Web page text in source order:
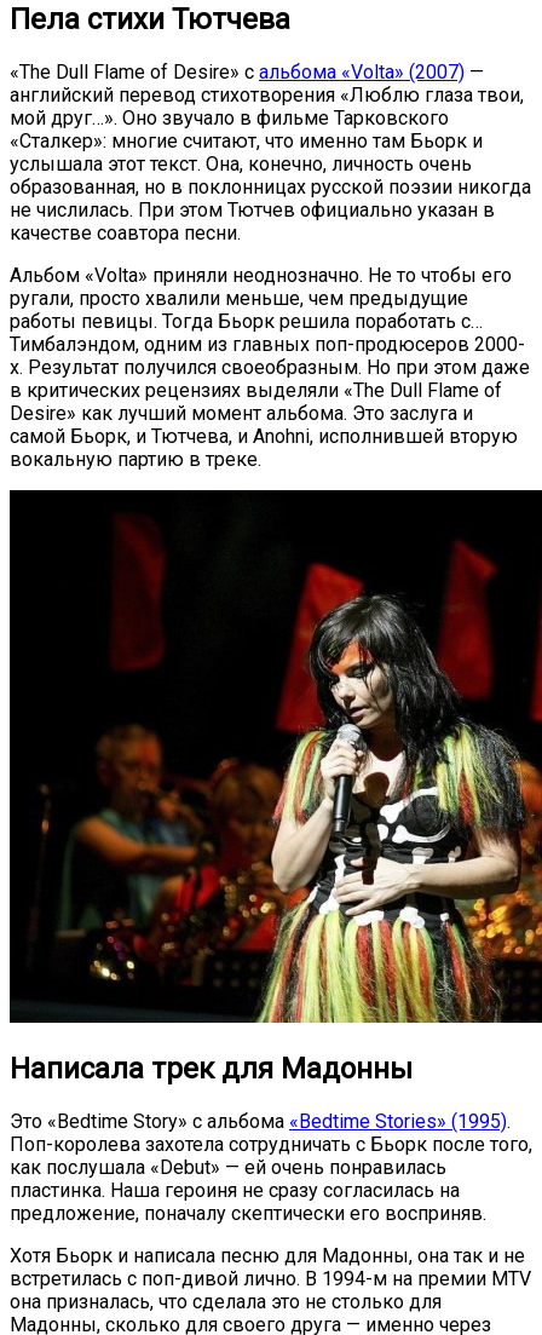
Пела стихи Тютчева
«The Dull Flame of Desire» с альбома «Volta» (2007) —
английский перевод стихотворения «Люблю глаза твои,
мой друг…». Оно звучало в фильме Тарковского
«Сталкер»: многие считают, что именно там Бьорк и
услышала этот текст. Она, конечно, личность очень
образованная, но в поклонницах русской поэзии никогда
не числилась. При этом Тютчев официально указан в
качестве соавтора песни.
Альбом «Volta» приняли неоднозначно. Не то чтобы его
ругали, просто хвалили меньше, чем предыдущие
работы певицы. Тогда Бьорк решила поработать с…
Тимбалэндом, одним из главных поп-продюсеров 2000-
х. Результат получился своеобразным. Но при этом даже
в критических рецензиях выделяли «The Dull Flame of
Desire» как лучший момент альбома. Это заслуга и
самой Бьорк, и Тютчева, и Anohni, исполнившей вторую
вокальную партию в треке.
Написала трек для Мадонны
Это «Bedtime Story» с альбома «Bedtime Stories» (1995).
Поп-королева захотела сотрудничать с Бьорк после того,
как послушала «Debut» — ей очень понравилась
пластинка. Наша героиня не сразу согласилась на
предложение, поначалу скептически его восприняв.
Хотя Бьорк и написала песню для Мадонны, она так и не
встретилась с поп-дивой лично. В 1994-м на премии MTV
она призналась, что сделала это не столько для
Мадонны, сколько для своего друга — именно через